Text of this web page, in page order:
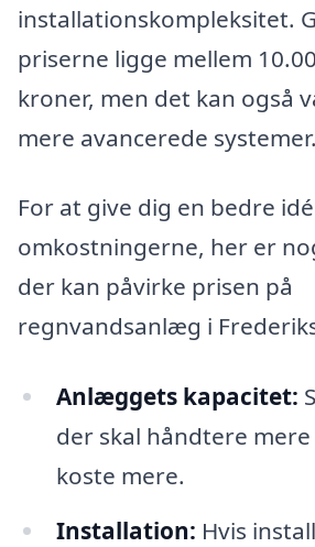
installationskompleksitet.
priserne ligge mellem
kroner, men det kan også
mere avancerede systemer.
For at give dig en bedre
omkostningerne, her er
der kan påvirke prisen på
regnvandsanlæg i
Anlæggets kapacitet:
der skal håndtere
koste mere.
Installation: Hvis